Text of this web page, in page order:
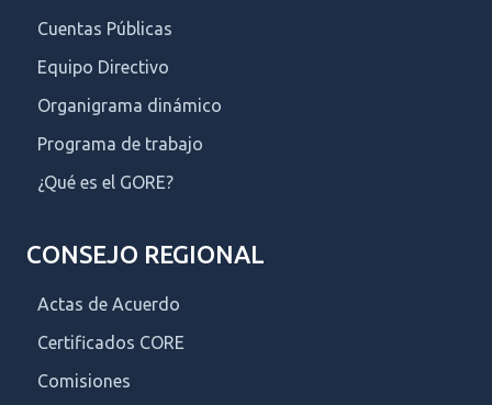
Cuentas Públicas
Equipo Directivo
Organigrama dinámico
Programa de trabajo
¿Qué es el GORE?
CONSEJO REGIONAL
Actas de Acuerdo
Certificados CORE
Comisiones